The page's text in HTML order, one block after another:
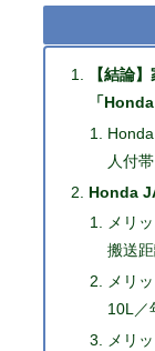
【結論
「
人付帯
Honda
メリ
搬送
メリ
10L／
メリ